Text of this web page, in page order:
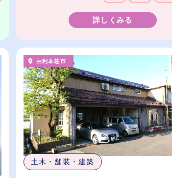
詳しくみる
由利本荘市
土木・舗装・建築